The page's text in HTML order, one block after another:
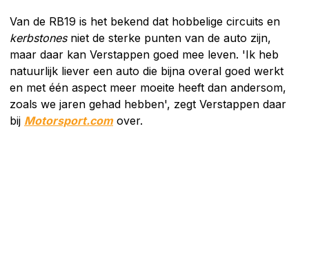
Van de RB19 is het bekend dat hobbelige circuits en
kerbstonesniet de sterke punten van de auto zijn,
maar daar kan Verstappen goed mee leven. 'Ik heb
natuurlijk liever een auto die bijna overal goed werkt
en met één aspect meer moeite heeft dan andersom,
zoals we jaren gehad hebben', zegt Verstappen daar
bij Motorsport.com over.